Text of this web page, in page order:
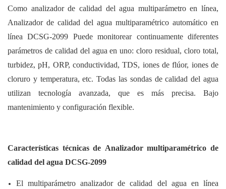
Como analizador de calidad del agua multiparámetro en línea,
Analizador de calidad del agua multiparamétrico automático en
línea DCSG-2099 Puede monitorear continuamente diferentes
parámetros de calidad del agua en uno: cloro residual, cloro total,
turbidez, pH, ORP, conductividad, TDS, iones de flúor, iones de
cloruro y temperatura, etc. Todas las sondas de calidad del agua
utilizan tecnología avanzada, que es más precisa. Bajo
mantenimiento y configuración flexible.
Características técnicas de Analizador multiparamétrico de
calidad del agua DCSG-2099
El multiparámetroanalizador de calidad del agua en línea